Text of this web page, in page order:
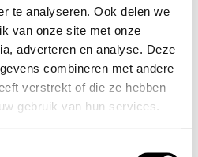
te analyseren. Ook delen we
van onze site met onze
adverteren en analyse. Deze
combineren met andere
verstrekt of die ze hebben
gebruik van hun services.